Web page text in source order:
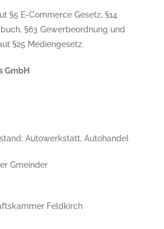
§5 E-Commerce Gesetz, §14
§63 Gewerbeordnung und
§25 Mediengesetz.
GmbH
Autowerkstatt, Autohandel
Gmeinder
Feldkirch